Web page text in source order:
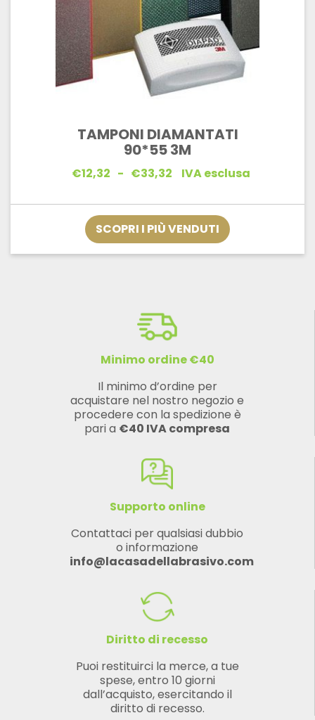
TAMPONI DIAMANTATI
90*55 3M
€12,32 - €33,32Fascia
di
da
€12,32
a
€33,32
IVA esclusa
SCOPRI I PIÙ VENDUTI
Minimo ordine €40
Il minimo d’ordine per
acquistare nel nostro negozio e
procedere con la spedizione è
pari a €40 IVA compresa
Supporto online
Contattaci per qualsiasi dubbio
o informazione
info@lacasadellabrasivo.com
Diritto di recesso
Puoi restituirci la merce, a tue
spese, entro 10 giorni
dall’acquisto, esercitando il
diritto di recesso.